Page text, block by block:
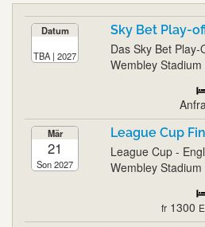
Datum
TBA | 2027
Sky Bet Play-
Das Sky Bet Play-
Wembley
Mär
21
Son 2027
League Cup
League Cup -
Wembley
fr 1300